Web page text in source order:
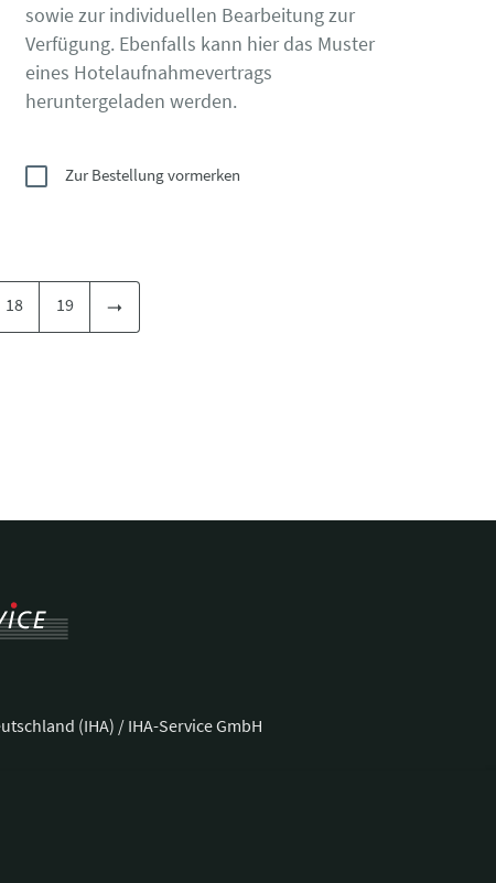
sowie zur individuellen Bearbeitung zur
Verfügung. Ebenfalls kann hier das Muster
eines Hotelaufnahmevertrags
heruntergeladen werden.
Zur Bestellung vormerken
18 19
(IHA) / IHA-Service GmbH